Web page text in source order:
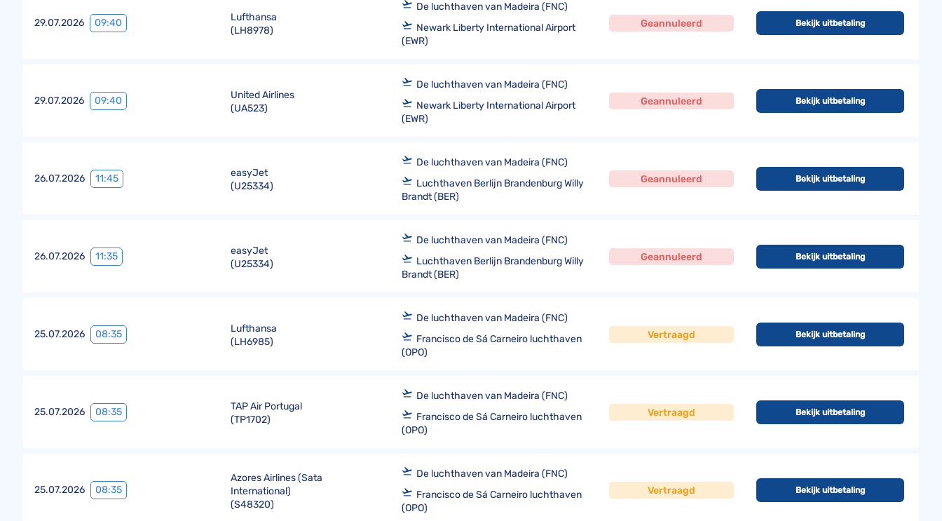
29.07.2026 09:40
Lufthansa
(LH8978)
De luchthaven van Madeira (FNC)
Newark Liberty International Airport
(EWR)
Geannuleerd Bekijk uitbetaling
29.07.2026 09:40
United Airlines
(UA523)
De luchthaven van Madeira (FNC)
Newark Liberty International Airport
(EWR)
Geannuleerd Bekijk uitbetaling
26.07.2026 11:45
easyJet
(U25334)
De luchthaven van Madeira (FNC)
Luchthaven Berlijn Brandenburg Willy
Brandt (BER)
Geannuleerd Bekijk uitbetaling
26.07.2026 11:35
easyJet
(U25334)
De luchthaven van Madeira (FNC)
Luchthaven Berlijn Brandenburg Willy
Brandt (BER)
Geannuleerd Bekijk uitbetaling
25.07.2026 08:35
Lufthansa
(LH6985)
De luchthaven van Madeira (FNC)
Francisco de Sá Carneiro luchthaven
(OPO)
Vertraagd Bekijk uitbetaling
25.07.2026 08:35
TAP Air Portugal
(TP1702)
De luchthaven van Madeira (FNC)
Francisco de Sá Carneiro luchthaven
(OPO)
Vertraagd Bekijk uitbetaling
25.07.2026 08:35
Azores Airlines (Sata
International)
(S48320)
De luchthaven van Madeira (FNC)
Francisco de Sá Carneiro luchthaven
(OPO)
Vertraagd Bekijk uitbetaling